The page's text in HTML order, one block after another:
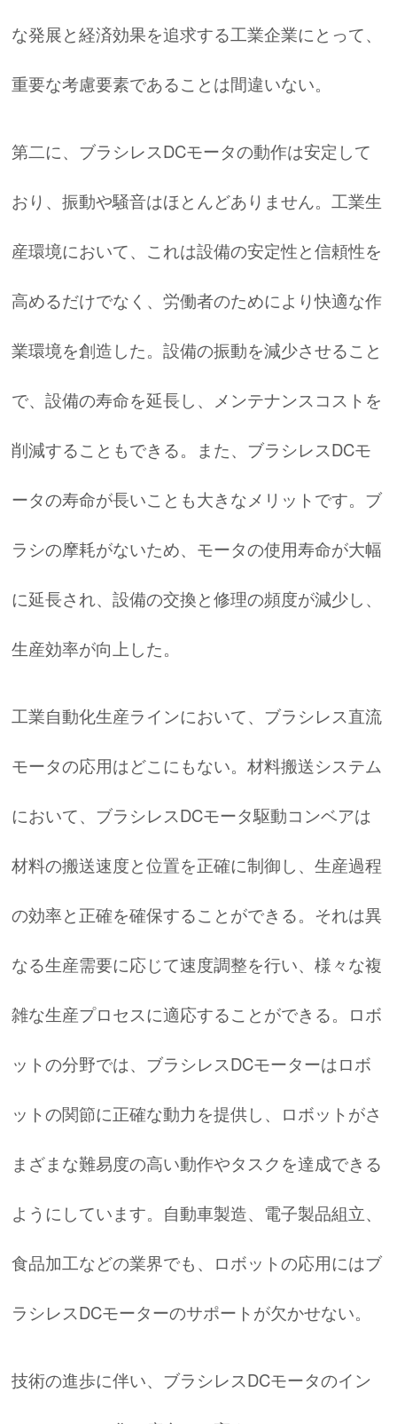
な発展と経済効果を追求する工業企業にとって、
重要な考慮要素であることは間違いない。
第二に、ブラシレスDCモータの動作は安定して
おり、振動や騒音はほとんどありません。工業生
産環境において、これは設備の安定性と信頼性を
高めるだけでなく、労働者のためにより快適な作
業環境を創造した。設備の振動を減少させること
で、設備の寿命を延長し、メンテナンスコストを
削減することもできる。また、ブラシレスDCモ
ータの寿命が長いことも大きなメリットです。ブ
ラシの摩耗がないため、モータの使用寿命が大幅
に延長され、設備の交換と修理の頻度が減少し、
生産効率が向上した。
工業自動化生産ラインにおいて、ブラシレス直流
モータの応用はどこにもない。材料搬送システム
において、ブラシレスDCモータ駆動コンベアは
材料の搬送速度と位置を正確に制御し、生産過程
の効率と正確を確保することができる。それは異
なる生産需要に応じて速度調整を行い、様々な複
雑な生産プロセスに適応することができる。ロボ
ットの分野では、ブラシレスDCモーターはロボ
ットの関節に正確な動力を提供し、ロボットがさ
まざまな難易度の高い動作やタスクを達成できる
ようにしています。自動車製造、電子製品組立、
食品加工などの業界でも、ロボットの応用にはブ
ラシレスDCモーターのサポートが欠かせない。
技術の進歩に伴い、ブラシレスDCモータのイン